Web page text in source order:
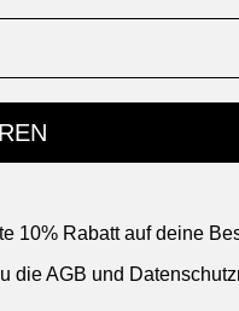
10% Rabatt auf deine
die AGB und